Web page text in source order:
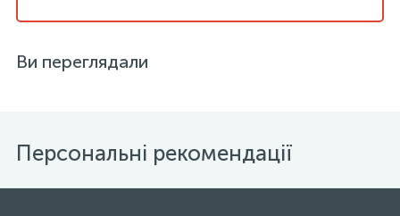
Ви переглядали
Персональні рекомендації